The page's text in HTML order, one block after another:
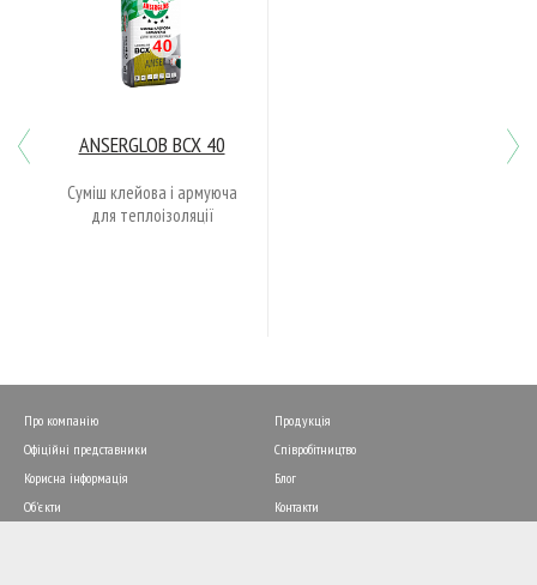
ANSERGLOB BCX 40
Суміш клейова і армуюча
для теплоізоляції
Previous
Про компанію
Продукція
Офіційні представники
Співробітництво
Корисна інформація
Блог
Об'єкти
Контакти